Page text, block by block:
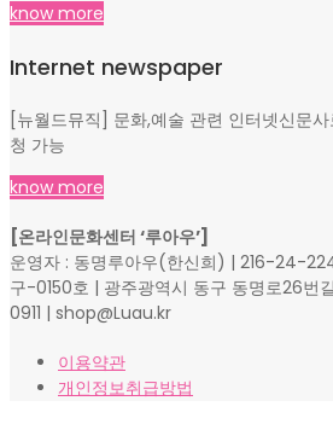
know more
Internet newspaper
[뉴월드뮤직] 문화,예술 관련 인터넷신문
청 가능
know more
[온라인문화센터 ‘루아우’]
운영자 : 동명루아우(한신희) | 216-24-
구-0150호 | 광주광역시 동구 동명로26번
0911 | shop@Luau.kr
이용약관
개인정보취급방법